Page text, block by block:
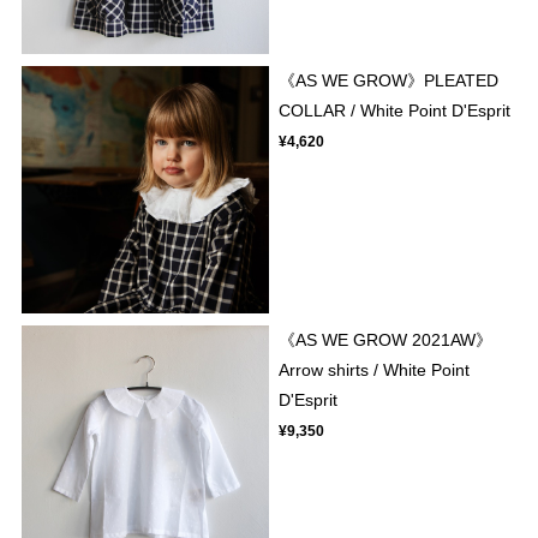
《AS WE GROW》PLEATED
COLLAR / White Point D'Esprit
¥4,620
《AS WE GROW 2021AW》
Arrow shirts / White Point
D'Esprit
¥9,350